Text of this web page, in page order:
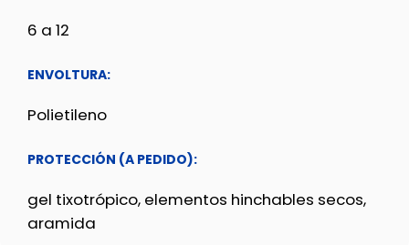
6 a 12
ENVOLTURA:
Polietileno
PROTECCIÓN (A PEDIDO):
gel tixotrópico, elementos hinchables secos,
aramida